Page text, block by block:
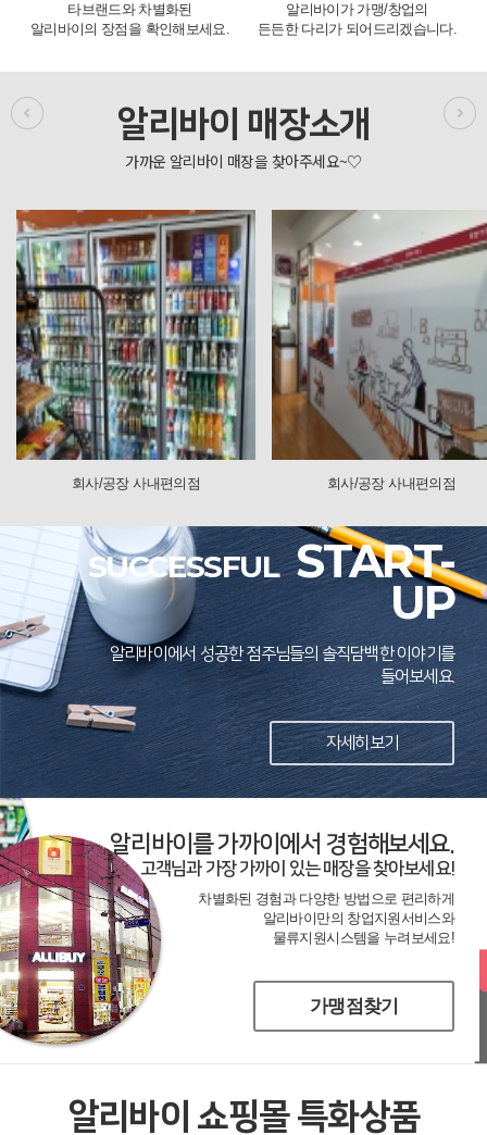
타브랜드와 차별화된
알리바이의 장점을 확인해보세요.
알리바이가 가맹/창업의
든든한 다리가 되어드리겠습니다.
알리바이 매장소개
장 사내편의점 회사/공장 사내편의점
SUCCESSFUL START-
UP
알리바이에서 성공한 점주님들의 솔직담백한 이야기를
들어보세요.
자세히보기
알리바이를 가까이에서 경험해보세요.
고객님과 가장 가까이 있는 매장을 찾아보세요!
차별화된 경험과 다양한 방법으로 편리하게
알리바이만의 창업지원서비스와
물류지원시스템을 누려보세요!
가맹점찾기
알리바이 쇼핑몰 특화상품